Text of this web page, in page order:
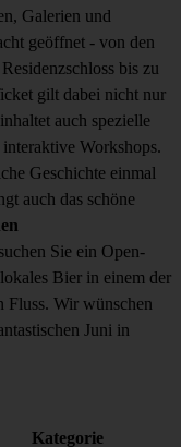
Galerien und
geöffnet - von den
bis zu
gilt dabei nicht nur
auch spezielle
Workshops.
Geschichte einmal
auch das schöne
Sie ein Open-
Bier in einem der
Fluss. Wir wünschen
Juni in
Kategorie